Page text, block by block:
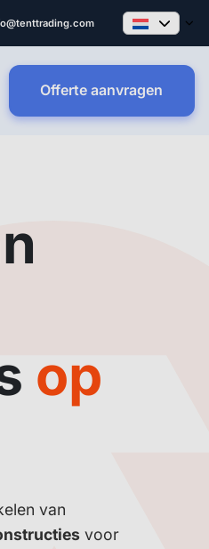
Offerte aanvragen
op
van
voor